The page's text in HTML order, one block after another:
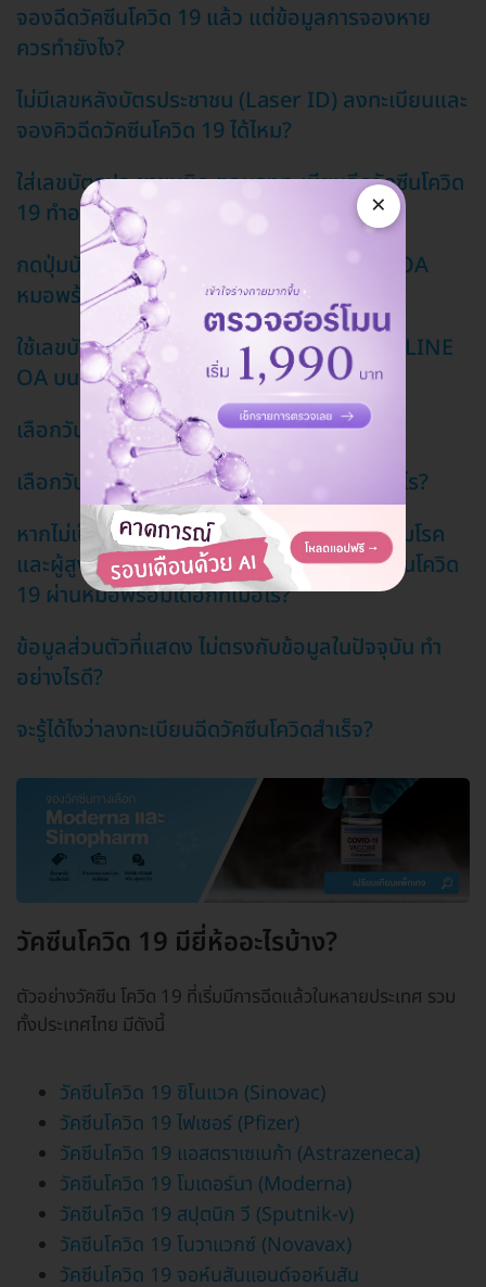
จองฉีดวัคซีนโควิด 19 แล้ว แต่ข้อมูลการจองหาย
ควรทำยังไง?
ไม่มีเลขหลังบัตรประชาชน (Laser ID) ลงทะเบียนและ
จองคิวฉีดวัคซีนโควิด 19 ได้ไหม?
ใส่เลขบัตรประชาชนผิด ตอนลงทะเบียนฉีดวัคซีนโควิด
19 ทำอย่างไรดี?
กดปุ่มบันทึกตอนแก้ไขข้อมูลส่วนตัวใน LINE OA
หมอพร้อมไม่ได้ ทำอย่างไรดี?
ใช้เลขบัตรประชาชนเดียวกัน ลงทะเบียนใช้งาน LINE
OA บนอุปกรณ์หลายเครื่องได้ไหม?
เลือกวันฉีดวัคซีนไม่ได้ ทำอย่างไรดี?
เลือกวันฉีดวัคซีนโควิด 19 ได้ไหม ได้ตั้งแต่เมื่อไร?
หากไม่เป็นกลุ่มเป้าหมายในระยะนี้ (ผู้ป่วย 7 กลุ่มโรค
และผู้สูงอายุ) จะลงทะเบียนและจองคิวฉีดวัคซีนโควิด
19 ผ่านหมอพร้อมได้อีกทีเมื่อไร?
ข้อมูลส่วนตัวที่แสดง ไม่ตรงกับข้อมูลในปัจจุบัน ทำ
อย่างไรดี?
จะรู้ได้ไงว่าลงทะเบียนฉีดวัคซีนโควิดสําเร็จ?
วัคซีนโควิด 19 มียี่ห้ออะไรบ้าง?
ตัวอย่างวัคซีน โควิด 19 ที่เริ่มมีการฉีดแล้วในหลายประเทศ รวม
ทั้งประเทศไทย มีดังนี้
วัคซีนโควิด 19 ซิโนแวค (Sinovac)
วัคซีนโควิด 19 ไฟเซอร์ (Pfizer)
วัคซีนโควิด 19 แอสตราเซเนก้า (Astrazeneca)
วัคซีนโควิด 19 โมเดอร์นา (Moderna)
วัคซีนโควิด 19 สปุตนิก วี (Sputnik-v)
วัคซีนโควิด 19 โนวาแวกซ์ (Novavax)
วัคซีนโควิด 19 จอห์นสันแอนด์จอห์นสัน
×